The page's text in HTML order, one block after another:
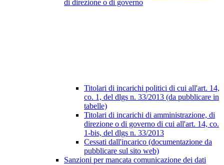
di direzione o di governo
Titolari di incarichi politici di cui all'art. 14,
co. 1, del dlgs n. 33/2013 (da pubblicare in
tabelle)
Titolari di incarichi di amministrazione, di
direzione o di governo di cui all'art. 14, co.
1-bis, del dlgs n. 33/2013
Cessati dall'incarico (documentazione da
pubblicare sul sito web)
Sanzioni per mancata comunicazione dei dati